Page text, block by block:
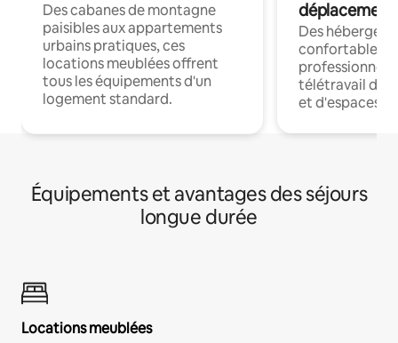
Des cabanes de montagne
paisibles aux appartements
urbains pratiques, ces
locations meublées offrent
tous les équipements d'un
logement standard.
déplacement
Des
confortables
professionnels
télétravail
et d'espaces
Équipements et avantages des séjours
longue durée
Locations meublées